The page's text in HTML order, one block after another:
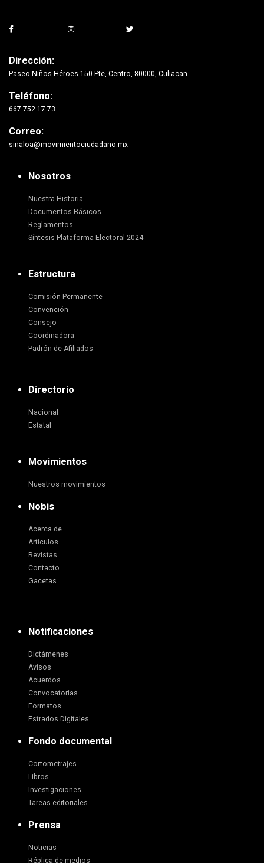
Dirección:
Paseo Niños Héroes 150 Pte, Centro, 80000, Culiacan
Teléfono:
667 752 17 73
Correo:
sinaloa@movimientociudadano.mx
Nosotros
Nuestra Historia
Documentos Básicos
Reglamentos
Síntesis Plataforma Electoral 2024
Estructura
Comisión Permanente
Convención
Consejo
Coordinadora
Padrón de Afiliados
Directorio
Nacional
Estatal
Movimientos
Nuestros movimientos
Nobis
Acerca de
Artículos
Revistas
Contacto
Gacetas
Notificaciones
Dictámenes
Avisos
Acuerdos
Convocatorias
Formatos
Estrados Digitales
Fondo documental
Cortometrajes
Libros
Investigaciones
Tareas editoriales
Prensa
Noticias
Réplica de medios